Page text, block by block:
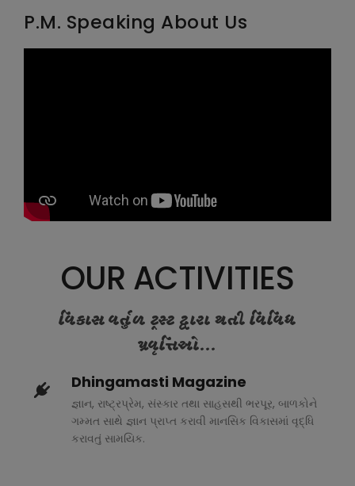
P.M. Speaking About Us
OUR ACTIVITIES
વિકાસ વર્તુળ ટ્રસ્ટ દ્વારા થતી વિવિધ
પ્રવૃત્તિઓ...
Dhingamasti Magazine
જ્ઞાન, રાષ્ટ્રપ્રેમ, સંસ્કાર તથા સાહસથી ભરપૂર, બાળકોને
ગમ્મત સાથે જ્ઞાન પ્રાપ્ત કરાવી માનસિક વિકાસમાં વૃદ્ધિ
કરાવતું સામયિક.